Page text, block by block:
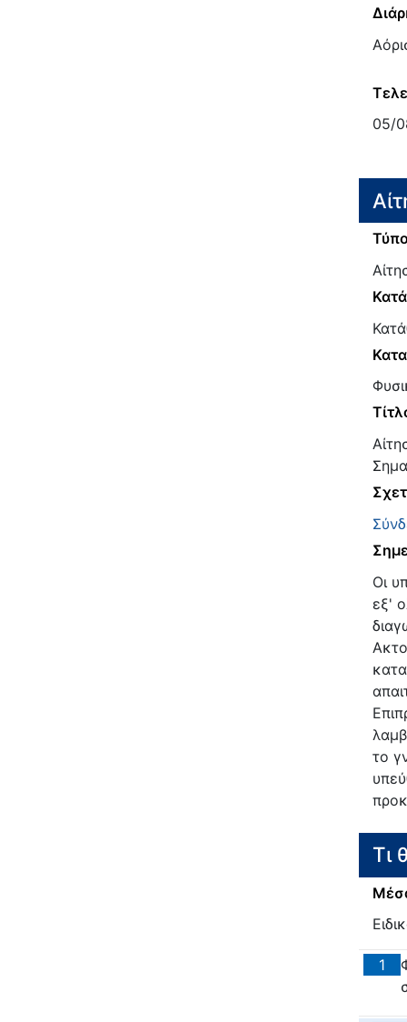
05/
Οι
εξ'
το
Τι
1